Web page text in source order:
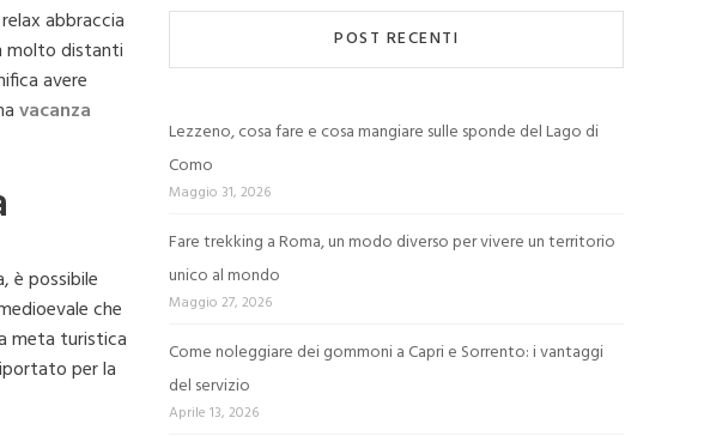
abbraccia
molto distanti
avere
vacanza
è possibile
che
meta turistica
per la
POST RECENTI
Lezzeno, cosa fare e cosa mangiare sulle sponde del Lago di
Como
Maggio 31, 2026
Fare trekking a Roma, un modo diverso per vivere un territorio
unico al mondo
Maggio 27, 2026
Come noleggiare dei gommoni a Capri e Sorrento: i vantaggi
del servizio
Aprile 13, 2026